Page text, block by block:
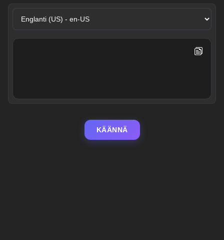
KÄÄNNÄ